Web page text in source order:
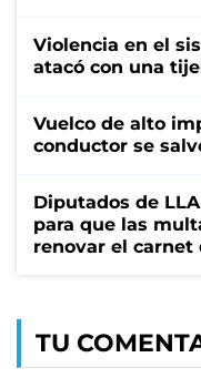
Violencia en el
atacó con una
Vuelco de alto
conductor se
Diputados de
para que las
renovar el carnet
TU